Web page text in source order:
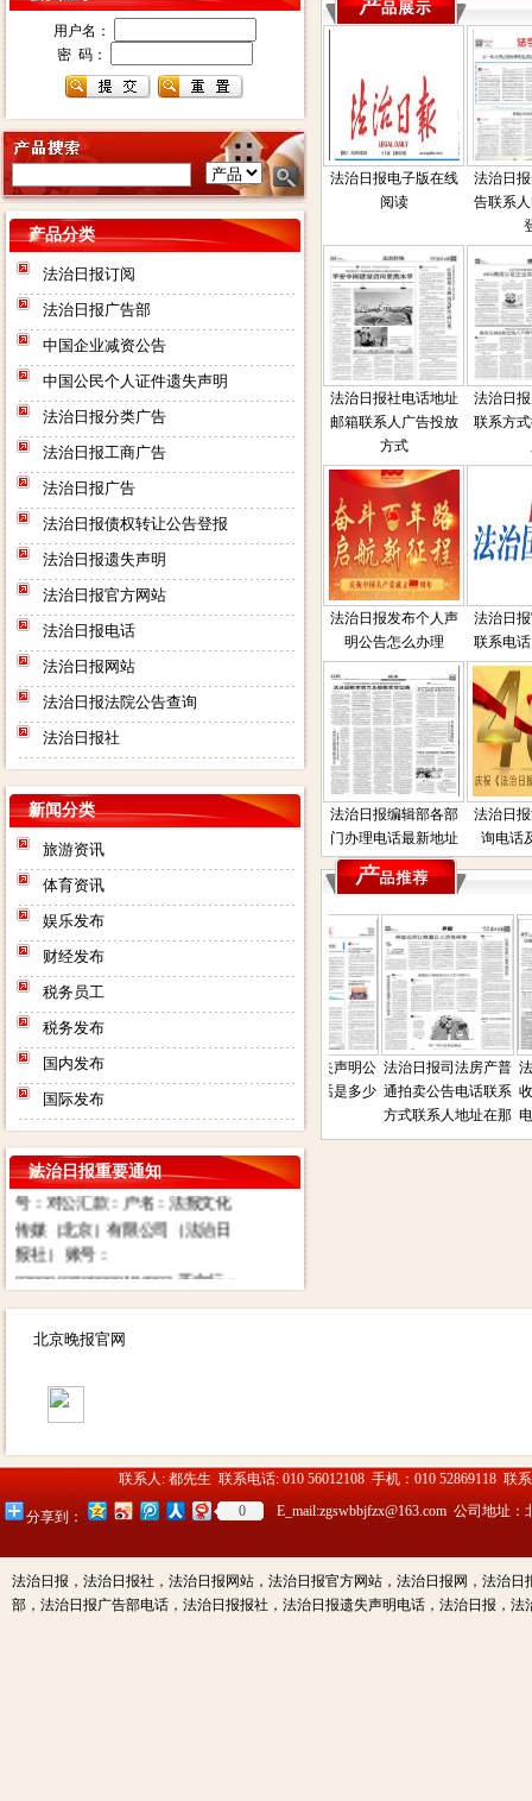
用户名：
密 码：
产品分类
法治日报订阅
法治日报广告部
中国企业减资公告
中国公民个人证件遗失声明
法治日报分类广告
法治日报工商广告
法治日报广告
法治日报债权转让公告登报
法治日报遗失声明
法治日报官方网站
法治日报电话
法治日报网站
法治日报法院公告查询
法治日报社
新闻分类
旅游资讯
体育资讯
娱乐发布
财经发布
税务员工
税务发布
国内发布
国际发布
法治日报重要通知
法治日报社：法治日报汇款账
号：对公汇款：户名：法报文化
传媒（北京）有限公司（法治日
报社） 账号：
0200003509000184902 开户行：
他付款方式请致电广告部咨询电
法治日报电子版在线
阅读
法治日
告联系
法治日报社电话地址
邮箱联系人广告投放
方式
法治日
联系方
法治日报发布个人声
明公告怎么办理
法治日
联系电
法治日报编辑部各部
门办理电话最新地址
法治日
询电话
法治日报电子版在线
法治日报遗失声明公
告联系人电话是多少
登报
法治日报司法房产普
通拍卖公告电话联系
方式联系人地址在那
法
收
电
北京晚报官网
联系人: 都先生 联系电话: 010 56012108 手机：010 52869118 联
E_mail:zgswbbjfzx@163.com 公司地址
分享到： 0
法治日报，法治日报社，法治日报网站，法治日报官方网站，法治日报网，法治
部，法治日报广告部电话，法治日报报社，法治日报遗失声明电话，法治日报，法